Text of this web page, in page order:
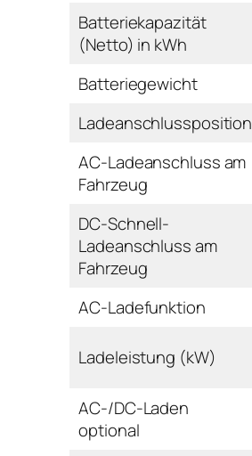
Batteriekapazität
(Netto) in kWh
Batteriegewicht
Ladeanschlussposition
AC-Ladeanschluss am
Fahrzeug
DC-Schnell-
Ladeanschluss am
Fahrzeug
AC-Ladefunktion
Ladeleistung (kW)
AC-/DC-Laden
optional